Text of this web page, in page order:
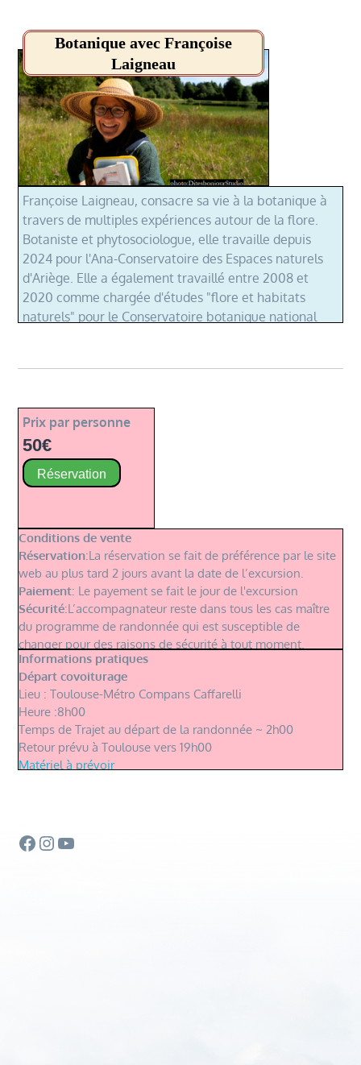
Botanique avec Françoise
Laigneau
Françoise Laigneau, consacre sa vie à la botanique à
travers de multiples expériences autour de la flore.
Botaniste et phytosociologue, elle travaille depuis
2024 pour l'Ana-Conservatoire des Espaces naturels
d'Ariège. Elle a également travaillé entre 2008 et
2020 comme chargée d'études "flore et habitats
naturels" pour le Conservatoire botanique national
savoirs naturels (ELPM, école basée à Lyon avec une
antenne à Montégut (65), sur le piémont des Pyrénées
centrales). Auteure d'une remarquable flore des
Pyrénées (Découvrir la flore des Pyrénées
l'accompagnatrice idéale pour cette belle sortie
Prix par personne
50€
Réservation
Conditions de vente
Réservation:La réservation se fait de préférence par le site
web au plus tard 2 jours avant la date de l’excursion.
Paiement: Le payement se fait le jour de l'excursion
Sécurité:L’accompagnateur reste dans tous les cas maître
du programme de randonnée qui est susceptible de
changer pour des raisons de sécurité à tout moment.
Informations pratiques
Départ covoiturage
Lieu : Toulouse-Métro Compans Caffarelli
Heure :8h00
Temps de Trajet au départ de la randonnée ~ 2h00
Retour prévu à Toulouse vers 19h00
Matériel à prévoir
Facebook
Instagram
YouTube